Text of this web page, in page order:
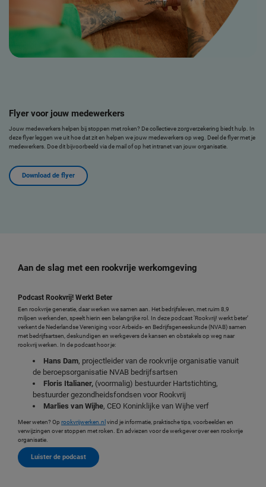
Flyer voor jouw medewerkers
Jouw medewerkers helpen bij stoppen met roken? De collectieve zorgverzekering biedt hulp. In
deze flyer leggen we uit hoe dat zit en helpen we jouw medewerkers op weg. Deel de flyer met je
medewerkers. Doe dit bijvoorbeeld via de mail of op het intranet van jouw organisatie.
Download de flyer
Aan de slag met een rookvrije werkomgeving
Podcast Rookvrij! Werkt Beter
Een rookvrije generatie, daar werken we samen aan. Het bedrijfsleven, met ruim 8,9
miljoen werkenden, speelt hierin een belangrijke rol. In deze podcast ‘Rookvrij! werkt beter’
verkent de Nederlandse Vereniging voor Arbeids- en Bedrijfsgeneeskunde (NVAB) samen
met bedrijfsartsen, deskundigen en werkgevers de kansen en obstakels op weg naar
rookvrij werken. In de podcast hoor je:
Hans Dam, projectleider van de rookvrije organisatie vanuit
de beroepsorganisatie NVAB bedrijfsartsen
Floris Italianer, (voormalig) bestuurder Hartstichting,
bestuurder gezondheidsfondsen voor Rookvrij
Marlies van Wijhe, CEO Koninklijke van Wijhe verf
Meer weten? Op rookvrijwerken.nl vind je informatie, praktische tips, voorbeelden en
verwijzingen over stoppen met roken. En adviezen voor de werkgever over een rookvrije
organisatie.
Luister de podcast